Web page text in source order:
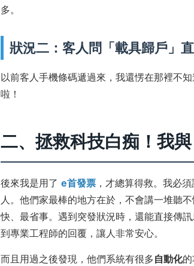
多。
狀況二：客人問「載具歸戶」
以前客人手機條碼遞過來，我還愣在那裡不
啦！
二、拯救科技白痴！我
後來我是用了e首發票 ，才總算得救。我必
人。他們家最棒的地方在於，不會講一堆聽
快、最省事。遇到突發狀況時，還能直接傳
到專業工程師的回覆，讓人非常安心。
而且用過之後發現，他們系統有很多自動化的